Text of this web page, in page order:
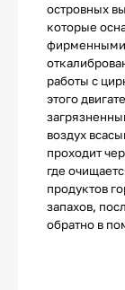
островных
которые
фирменными
работы с
этого
воздух
проходит
где
продуктов
запахов,
обратно в